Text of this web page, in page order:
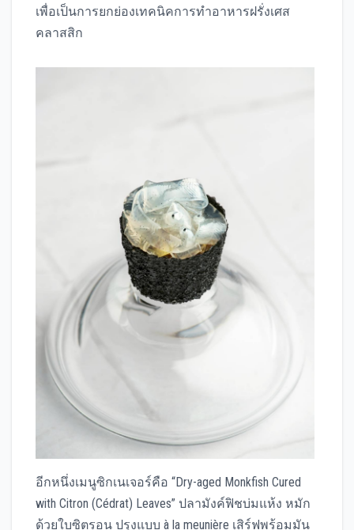
เพื่อเป็นการยกย่องเทคนิคการทำอาหารฝรั่งเศส
คลาสสิก
อีกหนึ่งเมนูซิกเนเจอร์คือ “Dry-aged Monkfish Cured
with Citron (Cédrat) Leaves” ปลามังค์ฟิชบ่มแห้ง หมัก
ด้วยใบซิตรอน ปรุงแบบ à la meunière เสิร์ฟพร้อมมัน